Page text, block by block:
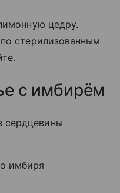
цедру.
стерилизованным
с имбирём
сердцевины
имбиря